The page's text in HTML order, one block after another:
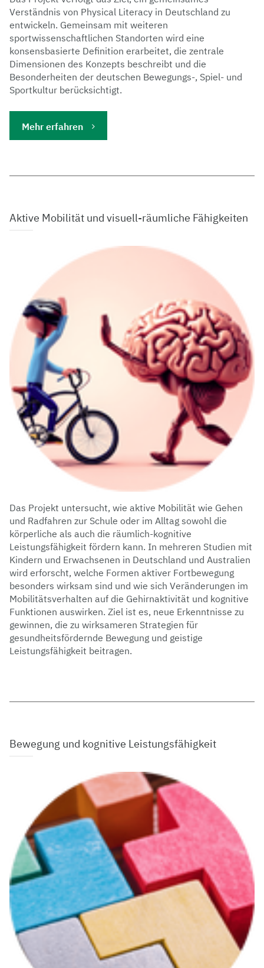
Verständnis von Physical Literacy in Deutschland zu
entwickeln. Gemeinsam mit weiteren
sportwissenschaftlichen Standorten wird eine
konsensbasierte Definition erarbeitet, die zentrale
Dimensionen des Konzepts beschreibt und die
Besonderheiten der deutschen Bewegungs-, Spiel- und
Sportkultur berücksichtigt.
Mehr erfahren
Aktive Mobilität und visuell-räumliche Fähigkeiten
Das Projekt untersucht, wie aktive Mobilität wie Gehen
und Radfahren zur Schule oder im Alltag sowohl die
körperliche als auch die räumlich-kognitive
Leistungsfähigkeit fördern kann. In mehreren Studien mit
Kindern und Erwachsenen in Deutschland und Australien
wird erforscht, welche Formen aktiver Fortbewegung
besonders wirksam sind und wie sich Veränderungen im
Mobilitätsverhalten auf die Gehirnaktivität und kognitive
Funktionen auswirken. Ziel ist es, neue Erkenntnisse zu
gewinnen, die zu wirksameren Strategien für
gesundheitsfördernde Bewegung und geistige
Leistungsfähigkeit beitragen.
Bewegung und kognitive Leistungsfähigkeit